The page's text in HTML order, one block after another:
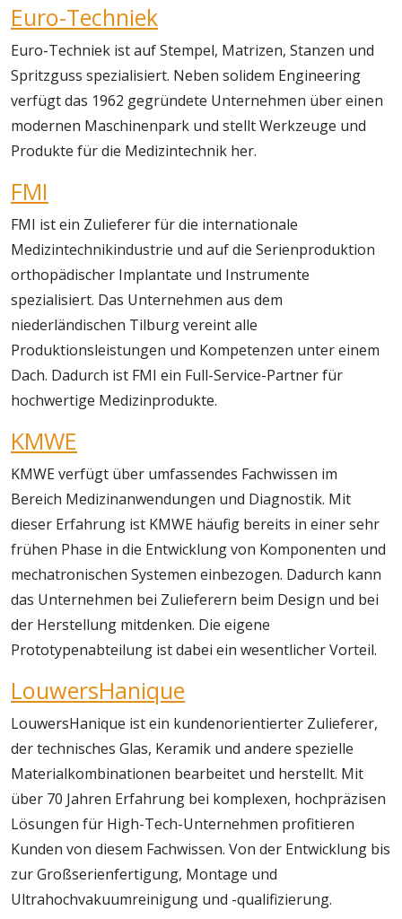
Euro-Techniek
Euro-Techniek ist auf Stempel, Matrizen, Stanzen und
Spritzguss spezialisiert. Neben solidem Engineering
verfügt das 1962 gegründete Unternehmen über einen
modernen Maschinenpark und stellt Werkzeuge und
Produkte für die Medizintechnik her.
FMI
FMI ist ein Zulieferer für die internationale
Medizintechnikindustrie und auf die Serienproduktion
orthopädischer Implantate und Instrumente
spezialisiert. Das Unternehmen aus dem
niederländischen Tilburg vereint alle
Produktionsleistungen und Kompetenzen unter einem
Dach. Dadurch ist FMI ein Full-Service-Partner für
hochwertige Medizinprodukte.
KMWE
KMWE verfügt über umfassendes Fachwissen im
Bereich Medizinanwendungen und Diagnostik. Mit
dieser Erfahrung ist KMWE häufig bereits in einer sehr
frühen Phase in die Entwicklung von Komponenten und
mechatronischen Systemen einbezogen. Dadurch kann
das Unternehmen bei Zulieferern beim Design und bei
der Herstellung mitdenken. Die eigene
Prototypenabteilung ist dabei ein wesentlicher Vorteil.
LouwersHanique
LouwersHanique ist ein kundenorientierter Zulieferer,
der technisches Glas, Keramik und andere spezielle
Materialkombinationen bearbeitet und herstellt. Mit
über 70 Jahren Erfahrung bei komplexen, hochpräzisen
Lösungen für High-Tech-Unternehmen profitieren
Kunden von diesem Fachwissen. Von der Entwicklung bis
zur Großserienfertigung, Montage und
Ultrahochvakuumreinigung und -qualifizierung.